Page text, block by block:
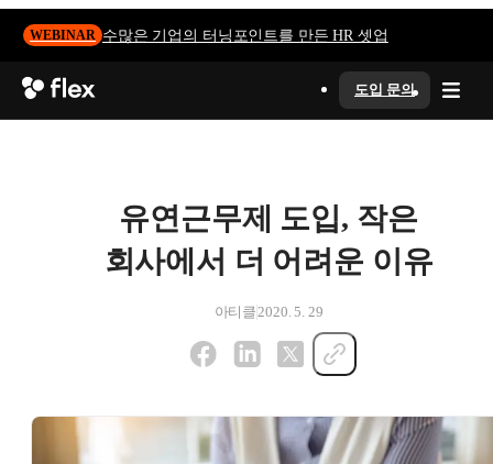
WEBINAR 수많은 기업의 터닝포인트를 만든 HR 셋업
도입 문의
유연근무제 도입, 작은
회사에서 더 어려운 이유
아티클 2020. 5. 29